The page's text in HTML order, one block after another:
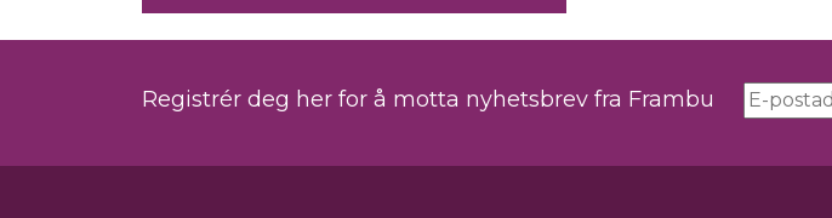
Registrér deg her for å motta nyhetsbrev fra Frambu